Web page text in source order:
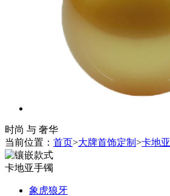
时尚 与 奢华
当前位置： 首页>大牌首饰定制 >卡地亚
卡地亚手镯
象虎狼牙